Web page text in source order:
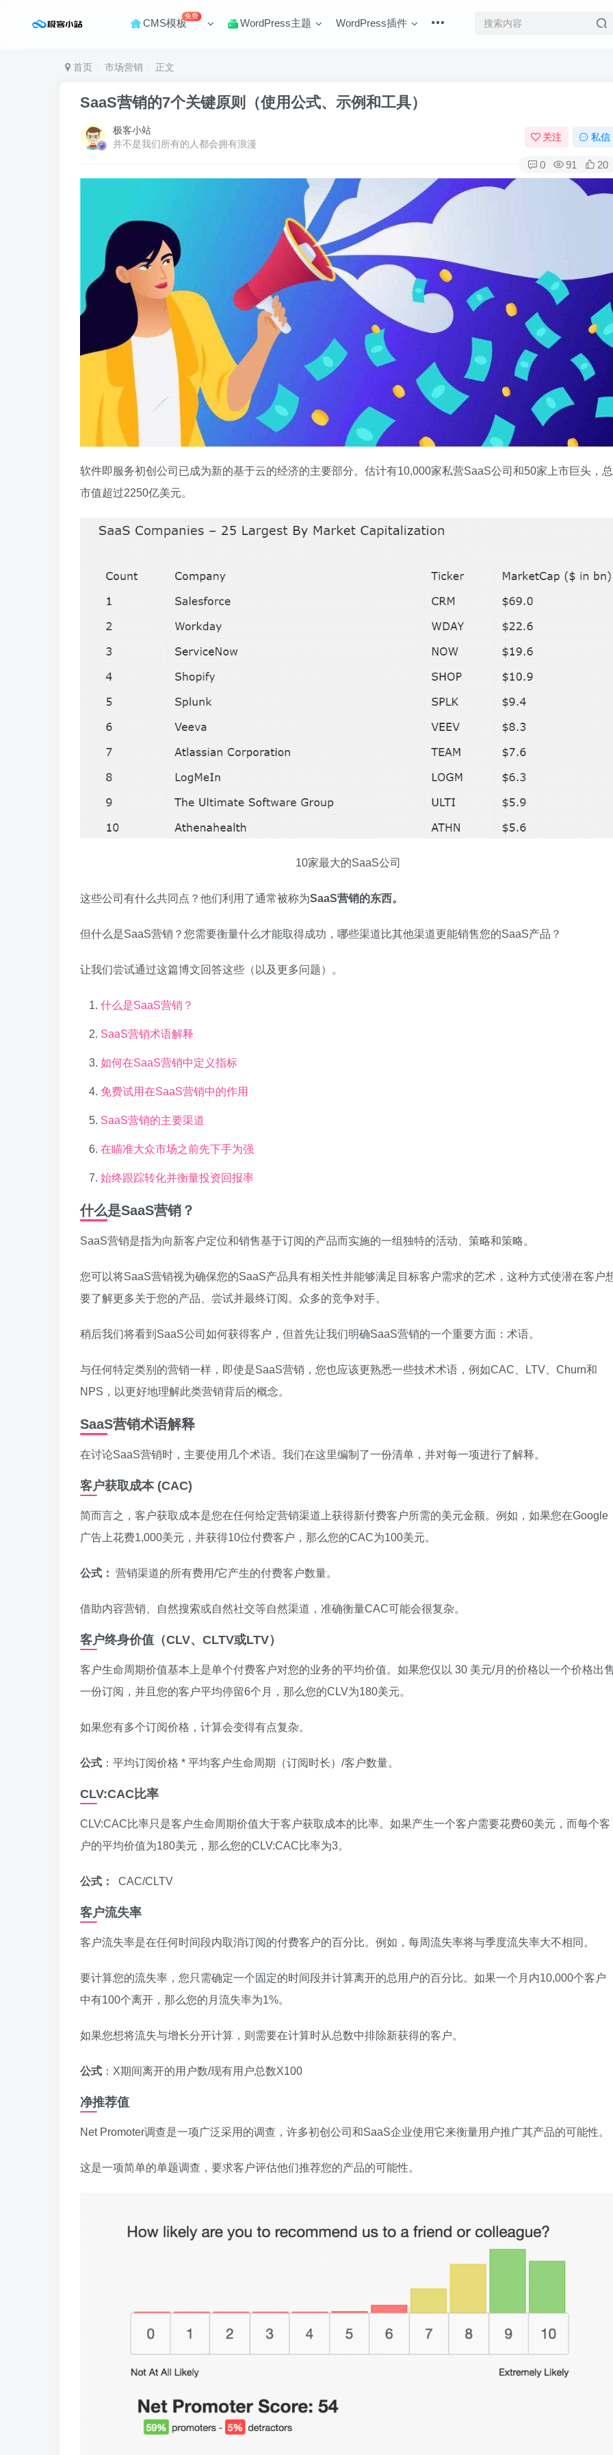
CMS模板
免费
WordPress主题 WordPress插件
首页 市场营销 正文
SaaS营销的7个关键原则（使用公式、示例和工具）
极客小站
并不是我们所有的人都会拥有浪漫
关注 私信
0 91 20
软件即服务初创公司已成为新的基于云的经济的主要部分。估计有10,000家私营SaaS公司和50家上市巨头，总
市值超过2250亿美元。
10家最大的SaaS公司
这些公司有什么共同点？他们利用了通常被称为SaaS营销的东西。
但什么是SaaS营销？您需要衡量什么才能取得成功，哪些渠道比其他渠道更能销售您的SaaS产品？
让我们尝试通过这篇博文回答这些（以及更多问题）。
什么是SaaS营销？
SaaS营销术语解释
如何在SaaS营销中定义指标
免费试用在SaaS营销中的作用
SaaS营销的主要渠道
在瞄准大众市场之前先下手为强
始终跟踪转化并衡量投资回报率
什么是SaaS营销？
SaaS营销是指为向新客户定位和销售基于订阅的产品而实施的一组独特的活动、策略和策略。
您可以将SaaS营销视为确保您的SaaS产品具有相关性并能够满足目标客户需求的艺术，这种方式使潜在客户
要了解更多关于您的产品、尝试并最终订阅。众多的竞争对手。
稍后我们将看到SaaS公司如何获得客户，但首先让我们明确SaaS营销的一个重要方面：术语。
与任何特定类别的营销一样，即使是SaaS营销，您也应该更熟悉一些技术术语，例如CAC、LTV、Churn和
NPS，以更好地理解此类营销背后的概念。
SaaS营销术语解释
在讨论SaaS营销时，主要使用几个术语。我们在这里编制了一份清单，并对每一项进行了解释。
客户获取成本 (CAC)
简而言之，客户获取成本是您在任何给定营销渠道上获得新付费客户所需的美元金额。例如，如果您在Google
广告上花费1,000美元，并获得10位付费客户，那么您的CAC为100美元。
公式： 营销渠道的所有费用/它产生的付费客户数量。
借助内容营销、自然搜索或自然社交等自然渠道，准确衡量CAC可能会很复杂。
客户终身价值（CLV、CLTV或LTV）
客户生命周期价值基本上是单个付费客户对您的业务的平均价值。如果您仅以 30 美元/月的价格以一个价格出
一份订阅，并且您的客户平均停留6个月，那么您的CLV为180美元。
如果您有多个订阅价格，计算会变得有点复杂。
公式 ：平均订阅价格 * 平均客户生命周期（订阅时长）/客户数量。
CLV:CAC比率
CLV:CAC比率只是客户生命周期价值大于客户获取成本的比率。如果产生一个客户需要花费60美元，而每个客
户的平均价值为180美元，那么您的CLV:CAC比率为3。
公式： CAC/CLTV
客户流失率
客户流失率是在任何时间段内取消订阅的付费客户的百分比。例如，每周流失率将与季度流失率大不相同。
要计算您的流失率，您只需确定一个固定的时间段并计算离开的总用户的百分比。如果一个月内10,000个客户
中有100个离开，那么您的月流失率为1%。
如果您想将流失与增长分开计算，则需要在计算时从总数中排除新获得的客户。
公式 ：X期间离开的用户数/现有用户总数X100
净推荐值
Net Promoter调查是一项广泛采用的调查，许多初创公司和SaaS企业使用它来衡量用户推广其产品的可能性。
这是一项简单的单题调查，要求客户评估他们推荐您的产品的可能性。